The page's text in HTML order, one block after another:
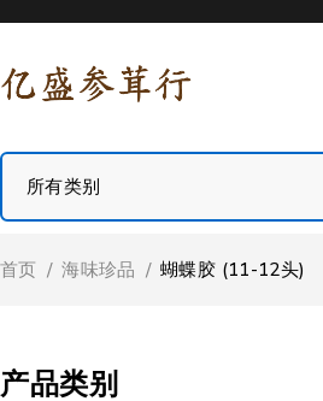
首页 / 海味珍品 / 蝴蝶胶 (11-12头)
产品类别